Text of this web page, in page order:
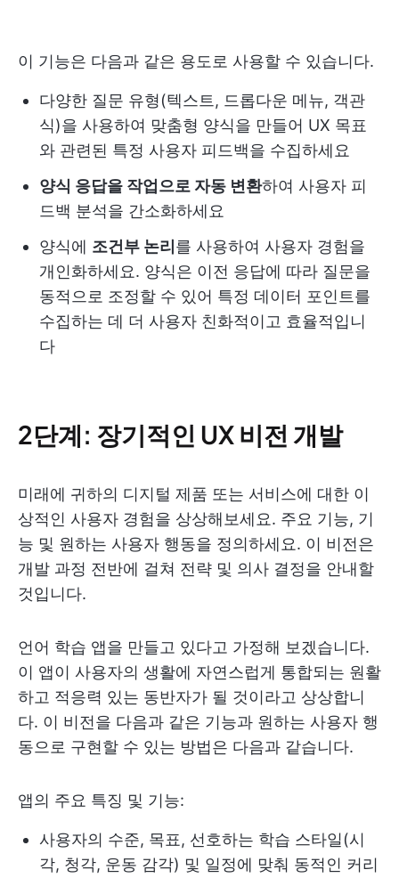
이 기능은 다음과 같은 용도로 사용할 수 있습니다.
다양한 질문 유형(텍스트, 드롭다운 메뉴, 객관
식)을 사용하여 맞춤형 양식을 만들어 UX 목표
와 관련된 특정 사용자 피드백을 수집하세요
양식 응답을 작업으로 자동 변환하여 사용자 피
드백 분석을 간소화하세요
양식에 조건부 논리를 사용하여 사용자 경험을
개인화하세요. 양식은 이전 응답에 따라 질문을
동적으로 조정할 수 있어 특정 데이터 포인트를
수집하는 데 더 사용자 친화적이고 효율적입니
다
2단계: 장기적인 UX 비전 개발
미래에 귀하의 디지털 제품 또는 서비스에 대한 이
상적인 사용자 경험을 상상해보세요. 주요 기능, 기
능 및 원하는 사용자 행동을 정의하세요. 이 비전은
개발 과정 전반에 걸쳐 전략 및 의사 결정을 안내할
것입니다.
언어 학습 앱을 만들고 있다고 가정해 보겠습니다.
이 앱이 사용자의 생활에 자연스럽게 통합되는 원활
하고 적응력 있는 동반자가 될 것이라고 상상합니
다. 이 비전을 다음과 같은 기능과 원하는 사용자 행
동으로 구현할 수 있는 방법은 다음과 같습니다.
앱의 주요 특징 및 기능:
사용자의 수준, 목표, 선호하는 학습 스타일(시
각, 청각, 운동 감각) 및 일정에 맞춰 동적인 커리